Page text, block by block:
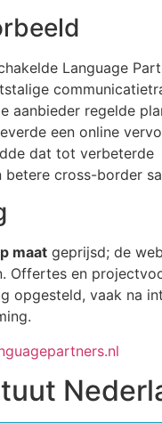
Language
aanbieder regelde
een online
dat tot verbeterde
betere cross-border
maat geprijsd; de
Offertes en
opgesteld, vaak na